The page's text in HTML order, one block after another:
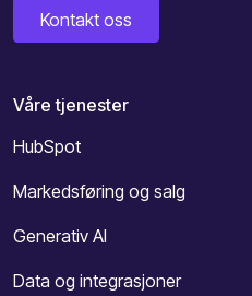
Kontakt oss
Våre tjenester
HubSpot
Markedsføring og salg
Generativ AI
Data og integrasjoner